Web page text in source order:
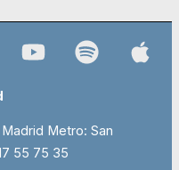
Metro: San
55 75 35